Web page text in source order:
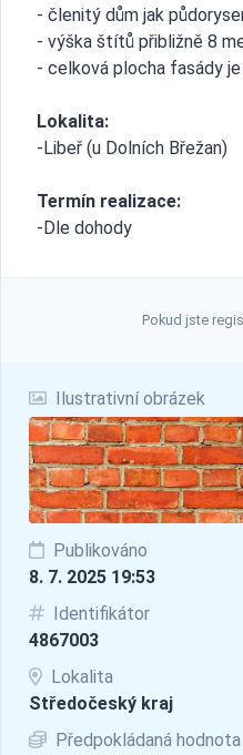
Ilustrativní obrázek
Publikováno
8. 7. 2025 19:53
Identifikátor
4867003
Lokalita
Středočeský kraj
Předpokládaná hodnota
- členitý dům jak
- výška štítů přibližně 8
- celková plocha fasády
Lokalita:
-Libeř (u Dolních Břežan)
Termín realizace:
-Dle dohody
Pokud jste